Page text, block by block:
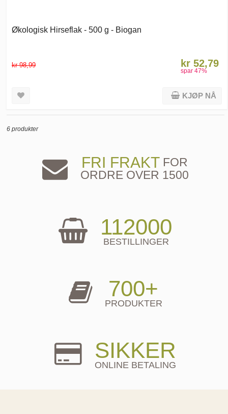
Økologisk Hirseflak - 500 g - Biogan
kr 98,99 kr 52,79
spar 47%
KJØP NÅ
6 produkter
FRI FRAKTFOR
ORDRE OVER 1500
112000
BESTILLINGER
700+
PRODUKTER
SIKKER
ONLINE BETALING